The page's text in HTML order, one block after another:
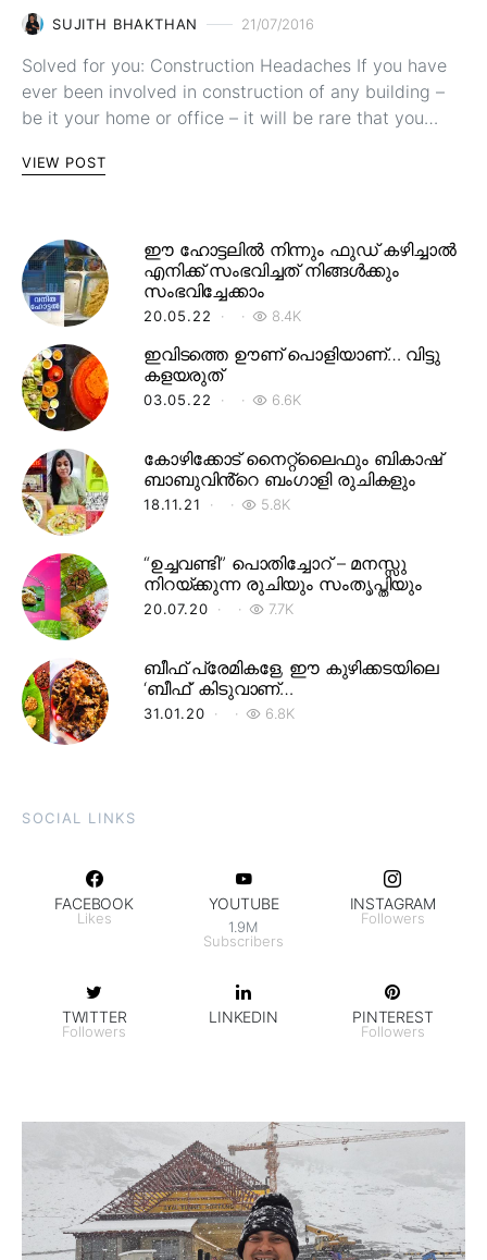
SUJITH BHAKTHAN 21/07/2016
Solved for you: Construction Headaches If you have
ever been involved in construction of any building –
be it your home or office – it will be rare that you…
VIEW POST
ഈ ഹോട്ടലിൽ നിന്നും ഫുഡ് കഴിച്ചാൽ
എനിക്ക് സംഭവിച്ചത് നിങ്ങൾക്കും
സംഭവിച്ചേക്കാം
20.05.22 8.4K
ഇവിടത്തെ ഊണ് പൊളിയാണ്… വിട്ടു
കളയരുത്
03.05.22 6.6K
കോഴിക്കോട് നൈറ്റ്‌ലൈഫും ബികാഷ്
ബാബുവിൻ്റെ ബംഗാളി രുചികളും
18.11.21 5.8K
“ഉച്ചവണ്ടി” പൊതിച്ചോറ് – മനസ്സു
നിറയ്ക്കുന്ന രുചിയും സംതൃപ്തിയും
20.07.20 7.7K
ബീഫ് പ്രേമികളേ, ഈ കുഴിക്കടയിലെ
‘ബീഫ്’ കിടുവാണ്…
31.01.20 6.8K
SOCIAL LINKS
FACEBOOK
Likes
YOUTUBE
1.9M
Subscribers
INSTAGRAM
Followers
TWITTER
Followers
LINKEDIN PINTEREST
Followers